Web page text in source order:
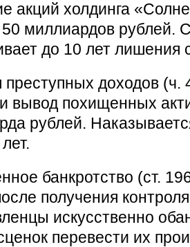
акций холдинга
миллиардов рублей.
до 10 лет лишения
преступных доходов
вывод похищенных
рублей.
банкротство (ст.
получения
искусственно
перевести их